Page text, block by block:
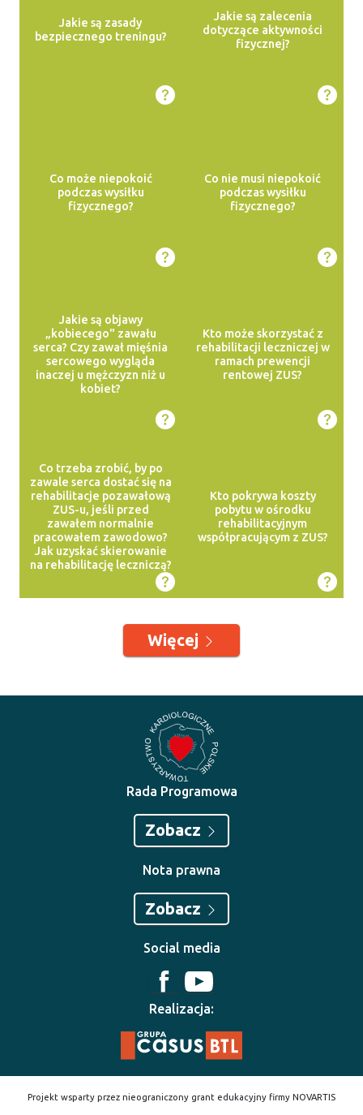
Jakie są zasady
bezpiecznego treningu?
Jakie są zalecenia
dotyczące aktywności
fizycznej?
Co może niepokoić
podczas wysiłku
fizycznego?
Co nie musi niepokoić
podczas wysiłku
fizycznego?
Jakie są objawy
„kobiecego" zawału
serca? Czy zawał mięśnia
sercowego wygląda
inaczej u mężczyzn niż u
kobiet?
Kto może skorzystać z
rehabilitacji leczniczej w
ramach prewencji
rentowej ZUS?
Co trzeba zrobić, by po
zawale serca dostać się na
rehabilitacje pozawałową
ZUS-u, jeśli przed
zawałem normalnie
pracowałem zawodowo?
Jak uzyskać skierowanie
na rehabilitację leczniczą?
Kto pokrywa koszty
pobytu w ośrodku
rehabilitacyjnym
współpracującym z ZUS?
Więcej
Rada Programowa
Zobacz
Nota prawna
Zobacz
Social media
Realizacja:
Projekt wsparty przez nieograniczony grant edukacyjny firmy NOVARTIS